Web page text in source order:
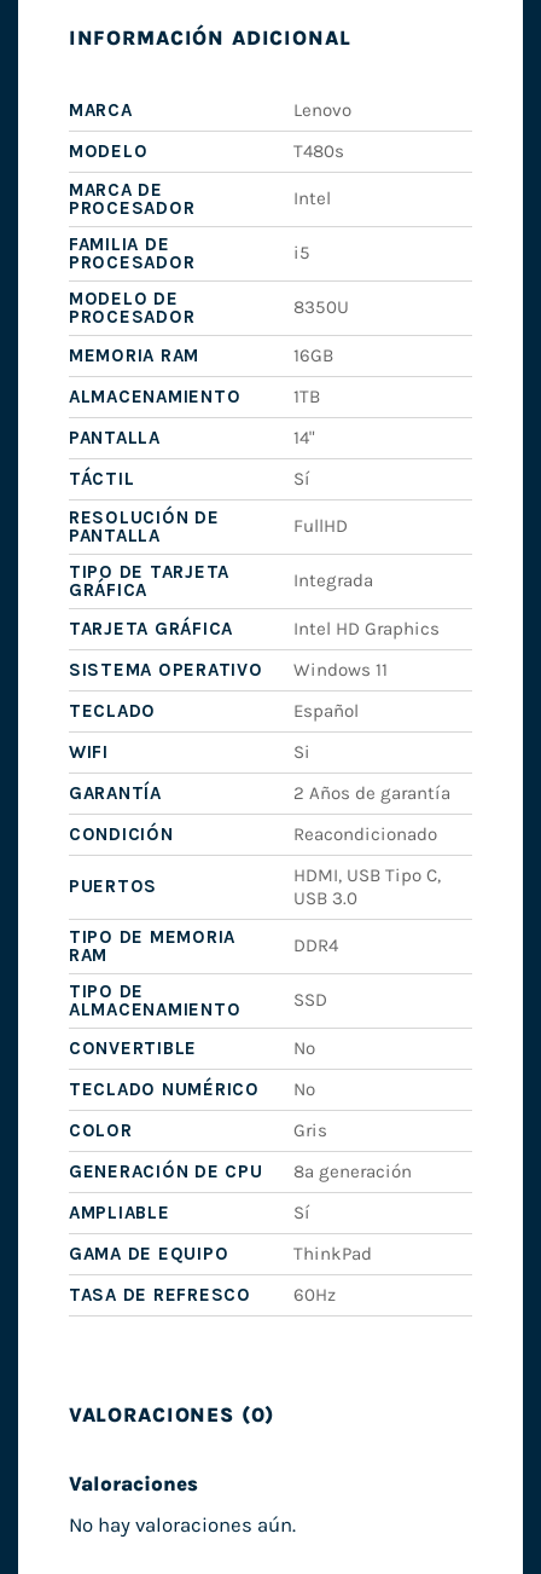
INFORMACIÓN ADICIONAL
MARCA
Lenovo
MODELO
T480s
MARCA DE
PROCESADOR
Intel
FAMILIA DE
PROCESADOR
i5
MODELO DE
PROCESADOR
8350U
MEMORIA RAM
16GB
ALMACENAMIENTO
1TB
PANTALLA
14"
TÁCTIL
Sí
RESOLUCIÓN DE
PANTALLA
FullHD
TIPO DE TARJETA
GRÁFICA
Integrada
TARJETA GRÁFICA
Intel HD Graphics
SISTEMA OPERATIVO
Windows 11
TECLADO
Español
WIFI
Si
GARANTÍA
2 Años de garantía
CONDICIÓN
Reacondicionado
PUERTOS
HDMI, USB Tipo C,
USB 3.0
TIPO DE MEMORIA
RAM
DDR4
TIPO DE
ALMACENAMIENTO
SSD
CONVERTIBLE
No
TECLADO NUMÉRICO
No
COLOR
Gris
GENERACIÓN DE CPU
8ª generación
AMPLIABLE
Sí
GAMA DE EQUIPO
ThinkPad
TASA DE REFRESCO
60Hz
VALORACIONES (0)
Valoraciones
No hay valoraciones aún.